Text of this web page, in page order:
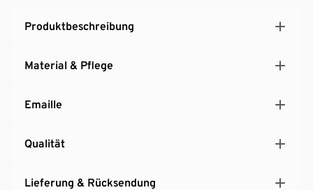
Produktbeschreibung
Material & Pflege
Emaille
Qualität
Lieferung & Rücksendung